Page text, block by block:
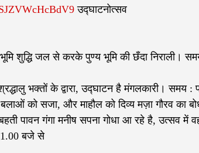
उद्घाटनोत्सव
शुद्धि जल से करके पुण्य भूमि की छँदा निराली।
भक्तों के द्वारा, उद्घाटन है मंगलकारी। समय
को सजा, और माहौल को दिव्य मज़ा गौरव का
पावन गंगा मनीष सपना गोधा आ रहे है, उत्सव में
बजे से